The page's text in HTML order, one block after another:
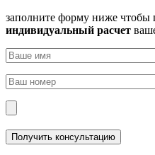
заполните форму ниже чтобы
индивидуальный расчет